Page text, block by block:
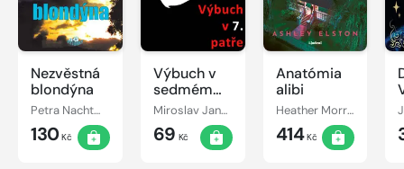
Nezvěstná
blondýna
Petra Nachtmanová
130Kč
Výbuch v
sedmém
patře
Miroslav Jandovský
69 Kč
Anatómia
alibi
Heather Morrisová
414Kč